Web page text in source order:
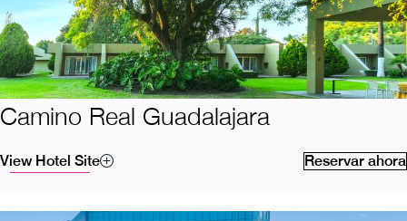
Camino Real Guadalajara
Reservar ahora
View Hotel Site